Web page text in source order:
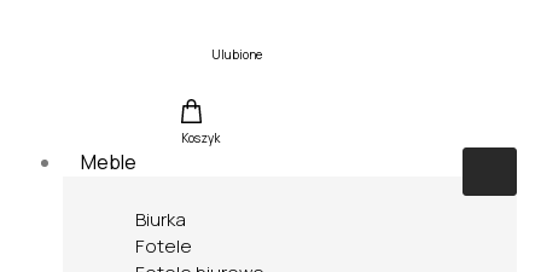
Ulubione
Koszyk
Meble
Biurka
Fotele